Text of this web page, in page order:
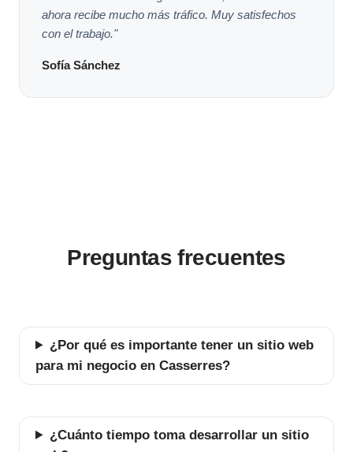
ahora recibe mucho más tráfico. Muy satisfechos
con el trabajo."
Sofía Sánchez
Preguntas frecuentes
¿Por qué es importante tener un sitio web
para mi negocio en Casserres?
¿Cuánto tiempo toma desarrollar un sitio